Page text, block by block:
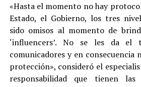
«Hasta el momento no hay
Estado, el Gobierno, los tres
sido omisos al momento de
‘influencers’. No se les da
comunicadores y en consecuencia
protección», consideró el
responsabilidad que tienen